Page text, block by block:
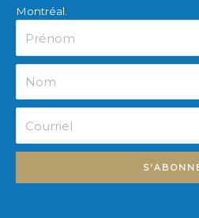
Montréal.